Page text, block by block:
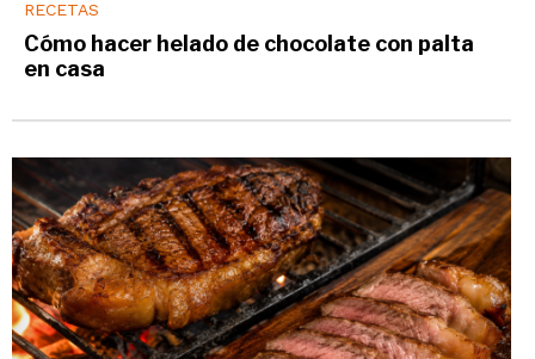
RECETAS
Cómo hacer helado de chocolate con palta
en casa